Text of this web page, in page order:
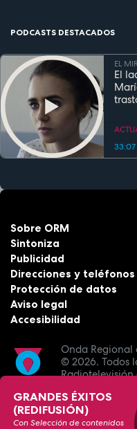
PODCASTS DESTACADOS
EL
El
33:07
Onda Regional
© 2026. Todos
Sobre ORM
Sintoniza
Publicidad
Direcciones y teléfonos
Protección de datos
Aviso legal
Accesibilidad
GRANDES ÉXITOS
(REDIFUSIÓN)
Con Selección de contenidos